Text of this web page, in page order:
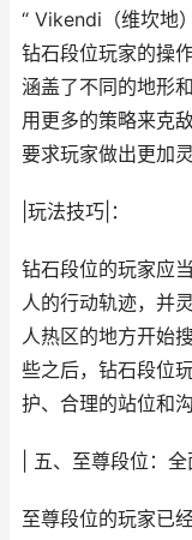
“ Vikendi（维坎地
钻石段位玩家的操
涵盖了不同的地形
用更多的策略来克
要求玩家做出更加
|玩法技巧|：
钻石段位的玩家应
人的行动轨迹，并
人热区的地方开始
些之后，钻石段位
护、合理的站位和
| 五、至尊段位：
至尊段位的玩家已